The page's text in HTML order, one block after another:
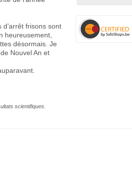
d’arrêt frisons sont
heureusement,
désormais. Je
Nouvel An et
scientifiques.